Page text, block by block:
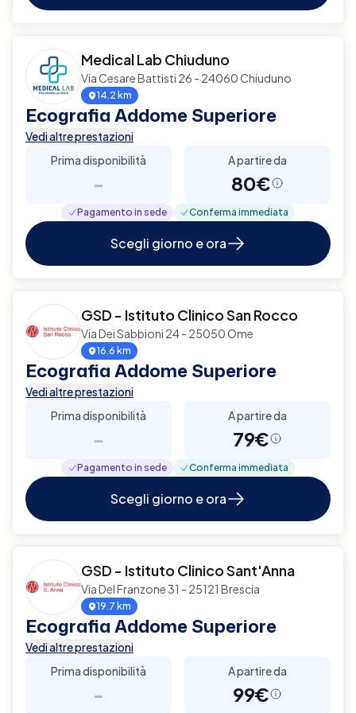
Medical Lab Chiuduno
Via Cesare Battisti 26 - 24060 Chiuduno
14.2 km
Ecografia Addome Superiore
Vedi altre prestazioni
Prima disponibilità
-
A partire da
80€
Pagamento in sede Conferma immediata
Scegli giorno e ora
GSD - Istituto Clinico San Rocco
Via Dei Sabbioni 24 - 25050 Ome
16.6 km
Ecografia Addome Superiore
Vedi altre prestazioni
Prima disponibilità
-
A partire da
79€
Pagamento in sede Conferma immediata
Scegli giorno e ora
GSD - Istituto Clinico Sant'Anna
Via Del Franzone 31 - 25121 Brescia
19.7 km
Ecografia Addome Superiore
Vedi altre prestazioni
Prima disponibilità
-
A partire da
99€